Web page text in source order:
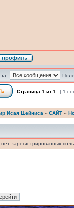
Страница 1 из 1 [ 1
Исая Шейниса » САЙТ »
зарегистрированных